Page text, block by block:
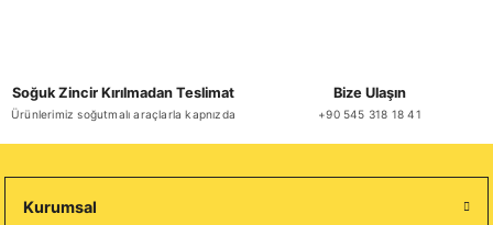
Soğuk Zincir Kırılmadan Teslimat
Ürünlerimiz soğutmalı araçlarla kapnızda
Bize Ulaşın
+90 545 318 18 41
Kurumsal